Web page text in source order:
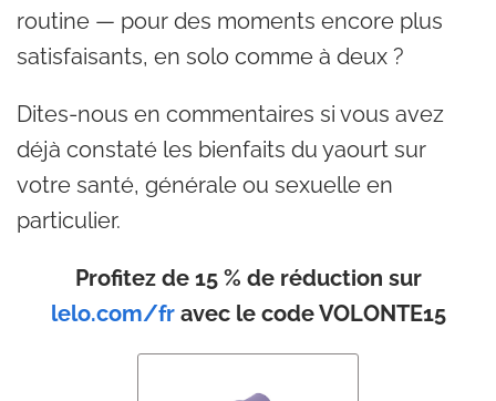
routine — pour des moments encore plus
satisfaisants, en solo comme à deux ?
Dites-nous en commentaires si vous avez
déjà constaté les bienfaits du yaourt sur
votre santé, générale ou sexuelle en
particulier.
Profitez de 15 % de réduction sur
lelo.com/fravec le code VOLONTE15